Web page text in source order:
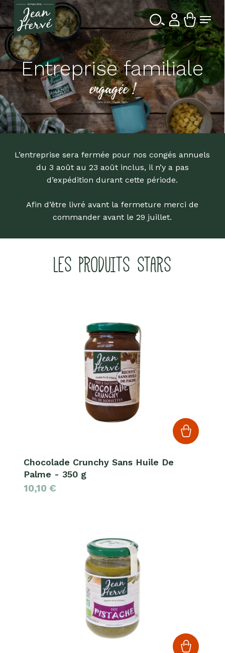
Passer
au
contenu
principalRecherche
de
produits
Menu
Entreprise familiale
engagée !
dans la Bio depuis 1976
L’entreprise sera fermée pour nos congés annuels
du 3 août au 23 août inclus, il n’y a pas
d’expédition durant cette période.
Afin d’être livré avant la fermeture merci de
commander avant le 29 juillet.
LES PRODUITS STARS
Chocolade Crunchy Sans Huile De
Palme - 350 g
10,10 €
le
menu